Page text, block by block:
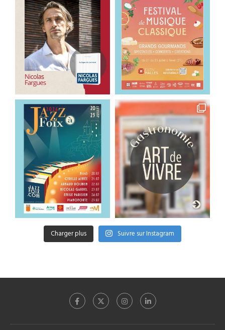
Charger plus Suivre sur Instagram